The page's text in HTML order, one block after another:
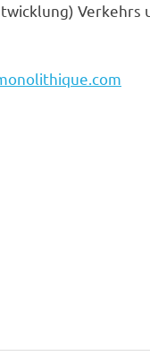
Verkehrs